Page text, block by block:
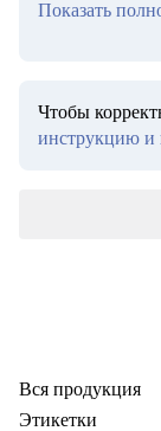
Показать
Чтобы
инструкцию
Вся продукция
Этикетки